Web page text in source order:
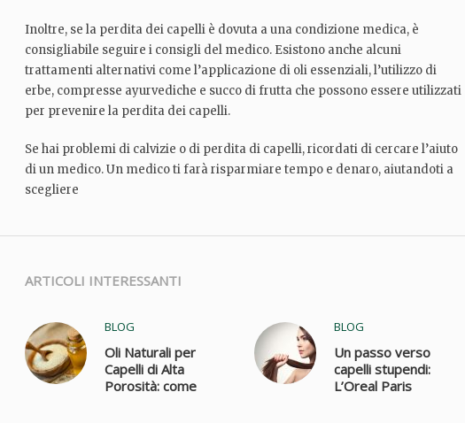
Inoltre, se la perdita dei capelli è dovuta a una condizione medica, è
consigliabile seguire i consigli del medico. Esistono anche alcuni
trattamenti alternativi come l’applicazione di oli essenziali, l’utilizzo di
erbe, compresse ayurvediche e succo di frutta che possono essere utilizzati
per prevenire la perdita dei capelli.
Se hai problemi di calvizie o di perdita di capelli, ricordati di cercare l’aiuto
di un medico. Un medico ti farà risparmiare tempo e denaro, aiutandoti a
scegliere
ARTICOLI INTERESSANTI
BLOG
Oli Naturali per
Capelli di Alta
Porosità: come
BLOG
Un passo verso
capelli stupendi:
L’Oreal Paris